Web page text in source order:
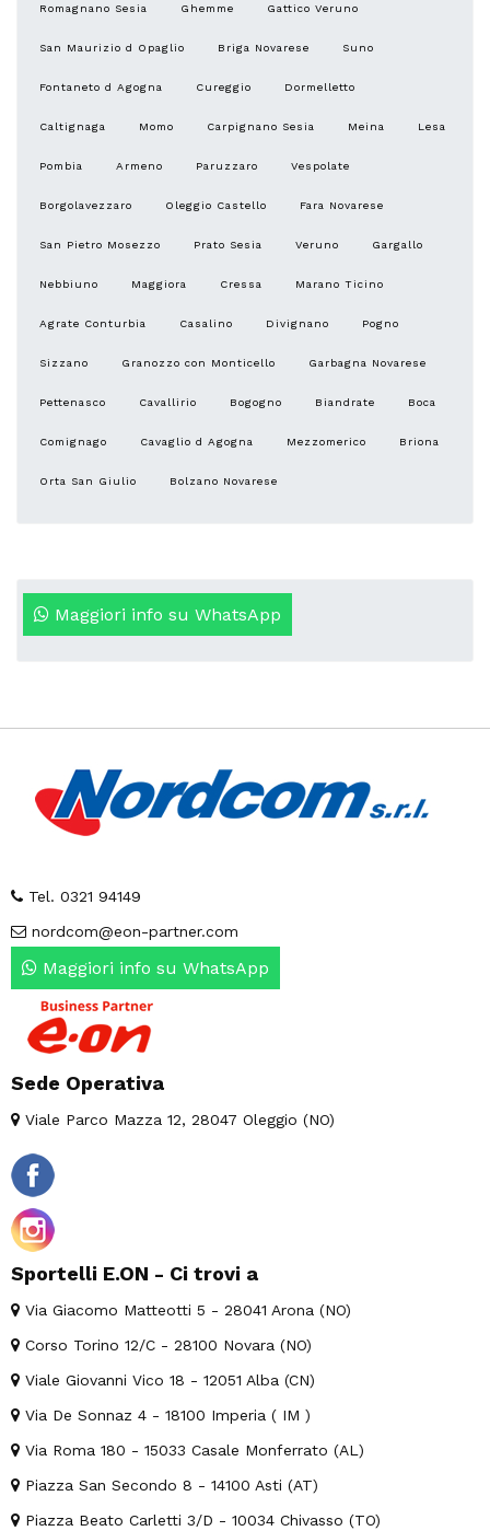
Romagnano Sesia Ghemme Gattico Veruno
San Maurizio d Opaglio Briga Novarese Suno
Fontaneto d Agogna Cureggio Dormelletto
Caltignaga Momo Carpignano Sesia Meina Lesa
Pombia Armeno Paruzzaro Vespolate
Borgolavezzaro Oleggio Castello Fara Novarese
San Pietro Mosezzo Prato Sesia Veruno Gargallo
Nebbiuno Maggiora Cressa Marano Ticino
Agrate Conturbia Casalino Divignano Pogno
Sizzano Granozzo con Monticello Garbagna Novarese
Pettenasco Cavallirio Bogogno Biandrate Boca
Comignago Cavaglio d Agogna Mezzomerico Briona
Orta San Giulio Bolzano Novarese
Maggiori info su WhatsApp
Tel. 0321 94149
nordcom@eon-partner.com
Maggiori info su WhatsApp
Sede Operativa
Viale Parco Mazza 12, 28047 Oleggio (NO)
Sportelli E.ON - Ci trovi a
Via Giacomo Matteotti 5 - 28041 Arona (NO)
Corso Torino 12/C - 28100 Novara (NO)
Viale Giovanni Vico 18 - 12051 Alba (CN)
Via De Sonnaz 4 - 18100 Imperia ( IM )
Via Roma 180 - 15033 Casale Monferrato (AL)
Piazza San Secondo 8 - 14100 Asti (AT)
Piazza Beato Carletti 3/D - 10034 Chivasso (TO)